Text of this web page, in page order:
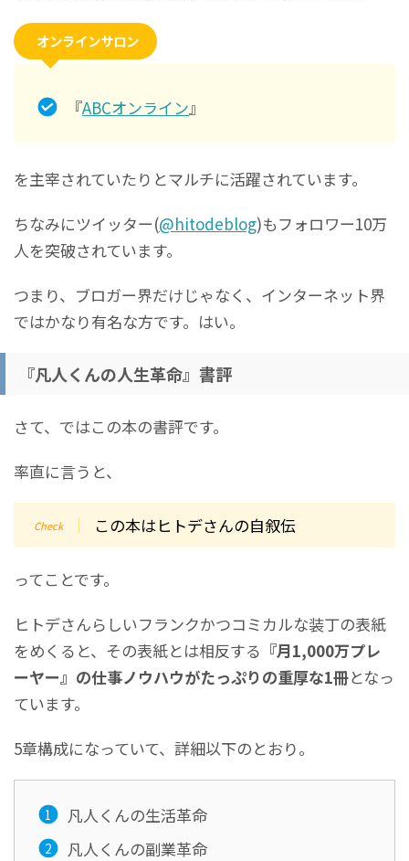
オンラインサロン
『ABCオンライン』
を主宰されていたりとマルチに活躍されています。
ちなみにツイッター(@hitodeblog)もフォロワー10万
人を突破されています。
つまり、ブロガー界だけじゃなく、インターネット界
ではかなり有名な方です。はい。
『凡人くんの人生革命』書評
さて、ではこの本の書評です。
率直に言うと、
この本はヒトデさんの自叙伝
ってことです。
ヒトデさんらしいフランクかつコミカルな装丁の表紙
をめくると、その表紙とは相反する 『月1,000万プレ
ーヤー』の仕事ノウハウがたっぷりの重厚な1冊となっ
ています。
5章構成になっていて、詳細以下のとおり。
凡人くんの生活革命
凡人くんの副業革命